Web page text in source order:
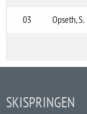
03 Opseth, S.
SKISPRINGEN